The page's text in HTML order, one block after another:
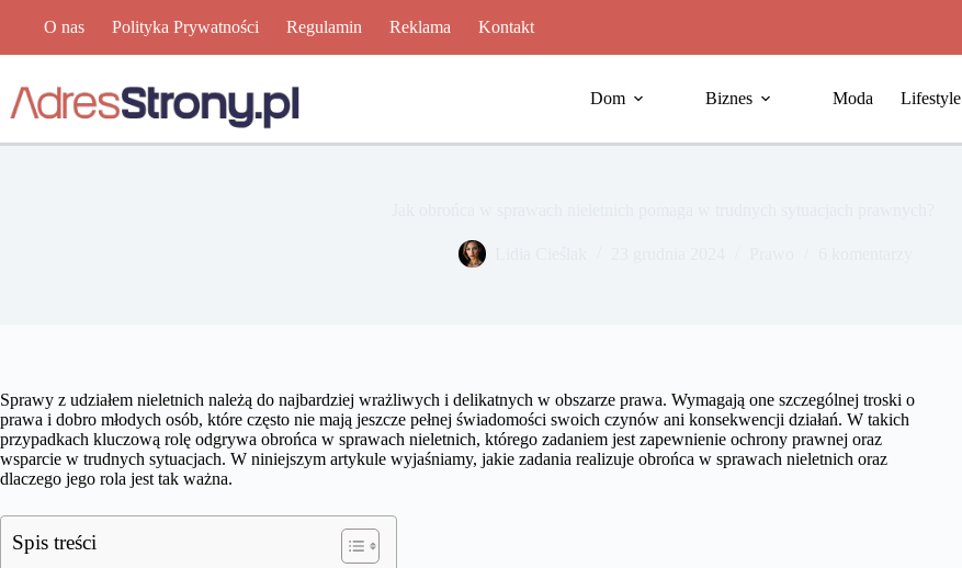
O nas Polityka Prywatności Regulamin Reklama Kontakt
Dom Biznes Moda Lifestyle
Sprawy z udziałem nieletnich należą do najbardziej wrażliwych i delikatnych w obszarze prawa. Wymagają one szczególnej troski o
prawa i dobro młodych osób, które często nie mają jeszcze pełnej świadomości swoich czynów ani konsekwencji działań. W takich
przypadkach kluczową rolę odgrywa obrońca w sprawach nieletnich, którego zadaniem jest zapewnienie ochrony prawnej oraz
wsparcie w trudnych sytuacjach. W niniejszym artykule wyjaśniamy, jakie zadania realizuje obrońca w sprawach nieletnich oraz
dlaczego jego rola jest tak ważna.
Spis treści